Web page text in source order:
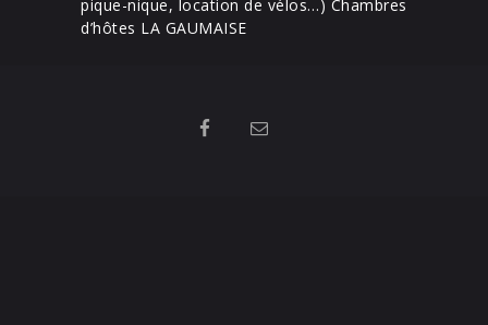
pique-nique, location de vélos…) Chambres
d’hôtes LA GAUMAISE